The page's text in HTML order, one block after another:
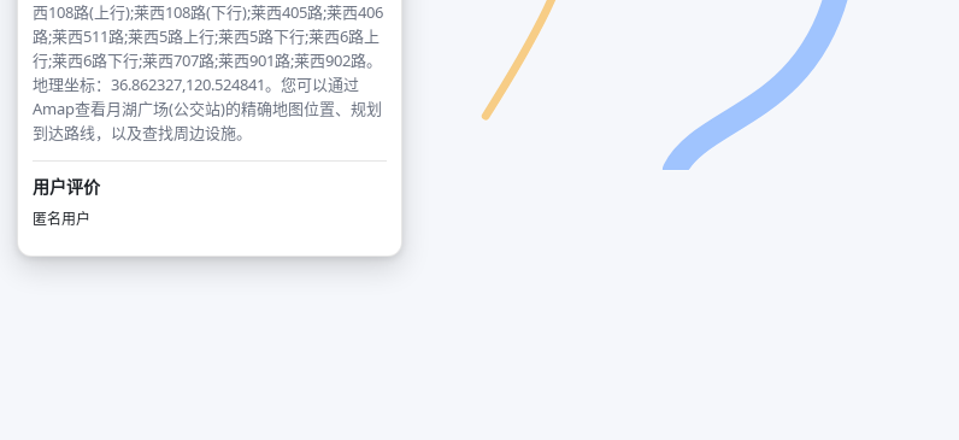
西108路(上行);莱西108路(下行);莱西405路;莱西406
路;莱西511路;莱西5路上行;莱西5路下行;莱西6路上
行;莱西6路下行;莱西707路;莱西901路;莱西902路。
地理坐标：36.862327,120.524841。您可以通过
Amap查看月湖广场(公交站)的精确地图位置、规划
到达路线，以及查找周边设施。
用户评价
匿名用户